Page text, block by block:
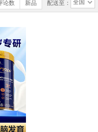
论数 新品 配送至： 全国